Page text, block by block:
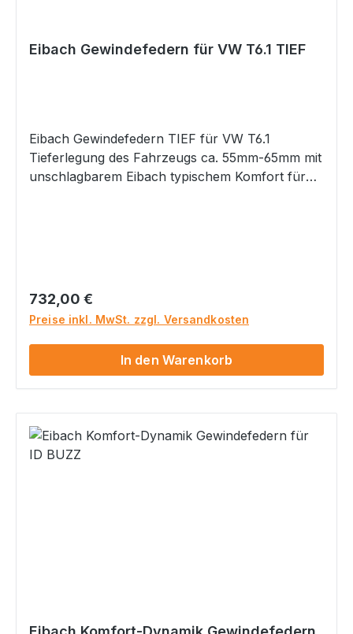
Eibach Gewindefedern für VW T6.1 TIEF
Eibach Gewindefedern TIEF für VW T6.1
Tieferlegung des Fahrzeugs ca. 55mm-65mm mit
unschlagbarem Eibach typischem Komfort für
Hilfsfedern Optimale Fahrqualität Lineares
Federsystem Optimiertes sportliches Handling
aber typisch Eibach mit angenehm sportlich-
komfortabler Abstimmung Höchste
Dauerhaltbarkeit natürlich mit Teilegutachten
inkl. Verstellschlüssel inkl. speziellen Eibach
Regulärer Preis:
732,00 €
Preise inkl. MwSt. zzgl. Versandkosten
In den Warenkorb